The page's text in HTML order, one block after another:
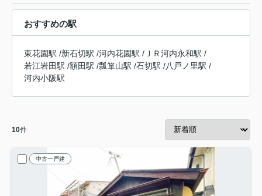
おすすめの駅
東花園駅 /新石切駅 /河内花園駅 / ＪＲ河内永和駅 /
若江岩田駅 /額田駅 /瓢箪山駅 /石切駅 /八戸ノ里駅 /
河内小阪駅
10件
中古一戸建